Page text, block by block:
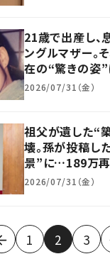
21歳で出産し、
ングルマザー
在の“驚きの姿”
「お母さんイケメ
2026/07/31（金）
祖父が遺した“
壊。孫が投稿し
景”に…189万再
っ！」「すごく引き
2026/07/31（金）
1 2 3